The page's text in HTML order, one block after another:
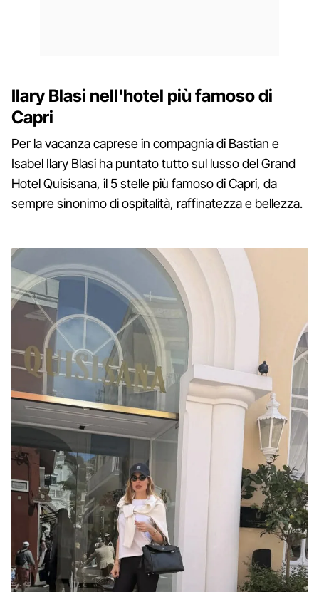
Ilary Blasi nell'hotel più famoso di
Capri
Per la vacanza caprese in compagnia di Bastian e
Isabel Ilary Blasi ha puntato tutto sul lusso del Grand
Hotel Quisisana, il 5 stelle più famoso di Capri, da
sempre sinonimo di ospitalità, raffinatezza e bellezza.